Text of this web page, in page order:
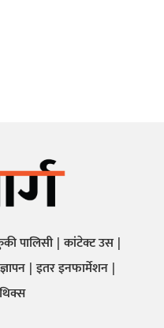
पालिसी कांटेक्ट उस
इतर इनफार्मेशन